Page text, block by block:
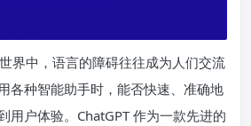
界中，语言的障碍往往成为人们交流
各种智能助手时，能否快速、准确地
用户体验。ChatGPT 作为一款先进的